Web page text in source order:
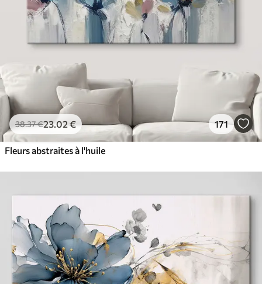
38.37€23.02 € 171
Fleurs abstraites à l'huile